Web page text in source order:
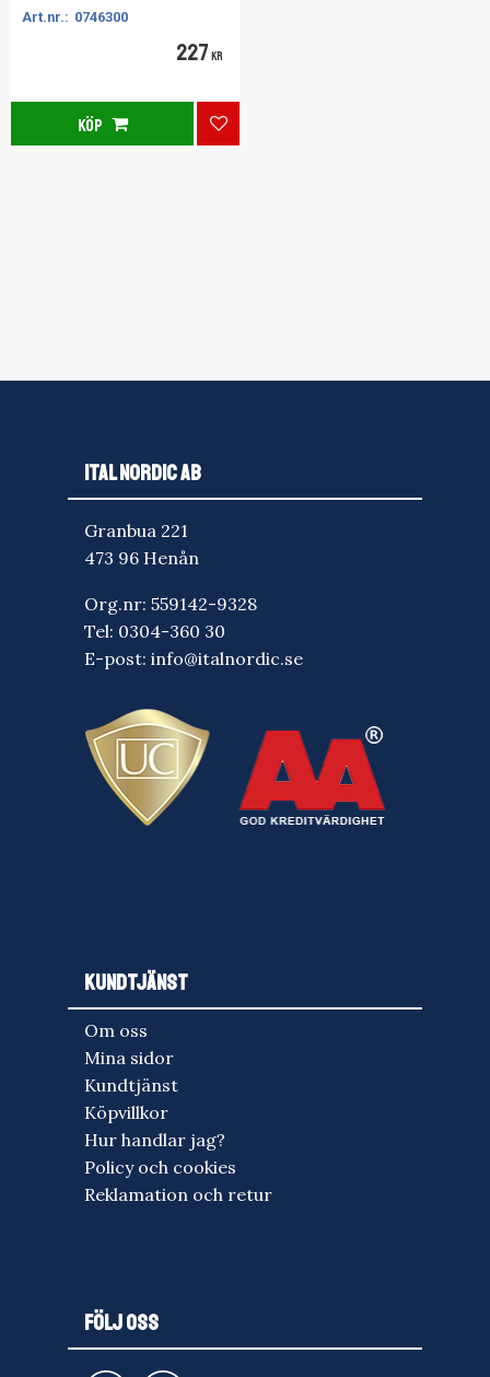
0746300
227 KR
Lägg till i favoriter
KÖP
ITAL NORDIC AB
Granbua 221
473 96 Henån
Org.nr: 559142-9328
Tel: 0304-360 30
E-post: info@italnordic.se
KUNDTJÄNST
Om oss
Mina sidor
Kundtjänst
Köpvillkor
Hur handlar jag?
Policy och cookies
Reklamation och retur
FÖLJ OSS